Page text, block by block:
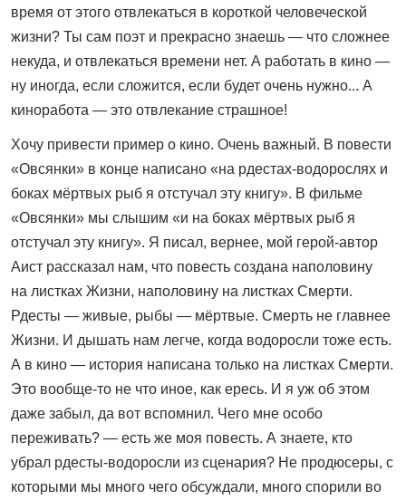
время от этого отвлекаться в короткой человеческой
жизни? Ты сам поэт и прекрасно знаешь — что сложнее
некуда, и отвлекаться времени нет. А работать в кино —
ну иногда, если сложится, если будет очень нужно... А
киноработа — это отвлекание страшное!
Хочу привести пример о кино. Очень важный. В повести
«Овсянки» в конце написано «на рдестах‑водорослях и
боках мёртвых рыб я отстучал эту книгу». В фильме
«Овсянки» мы слышим «и на боках мёртвых рыб я
отстучал эту книгу». Я писал, вернее, мой герой‑автор
Аист рассказал нам, что повесть создана наполовину
на листках Жизни, наполовину на листках Смерти.
Рдесты — живые, рыбы — мёртвые. Смерть не главнее
Жизни. И дышать нам легче, когда водоросли тоже есть.
А в кино — история написана только на листках Смерти.
Это вообще‑то не что иное, как ересь. И я уж об этом
даже забыл, да вот вспомнил. Чего мне особо
переживать? — есть же моя повесть. А знаете, кто
убрал рдесты-водоросли из сценария? Не продюсеры, с
которыми мы много чего обсуждали, много спорили во